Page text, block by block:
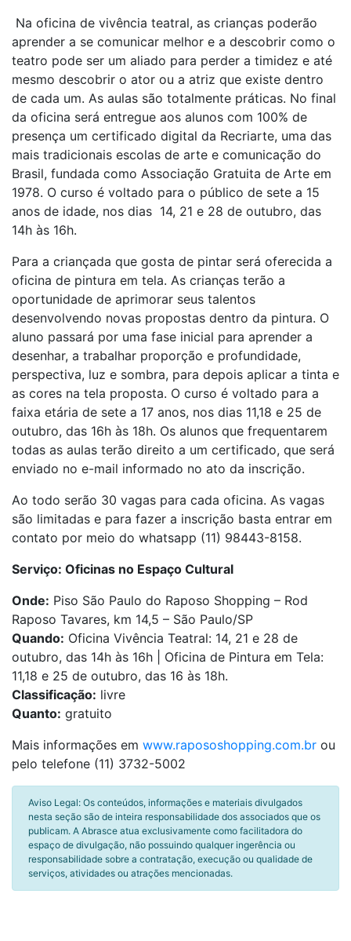
Na oficina de vivência teatral, as crianças poderão
aprender a se comunicar melhor e a descobrir como o
teatro pode ser um aliado para perder a timidez e até
mesmo descobrir o ator ou a atriz que existe dentro
de cada um. As aulas são totalmente práticas. No final
da oficina será entregue aos alunos com 100% de
presença um certificado digital da Recriarte, uma das
mais tradicionais escolas de arte e comunicação do
Brasil, fundada como Associação Gratuita de Arte em
1978. O curso é voltado para o público de sete a 15
anos de idade, nos dias 14, 21 e 28 de outubro, das
14h às 16h.
Para a criançada que gosta de pintar será oferecida a
oficina de pintura em tela. As crianças terão a
oportunidade de aprimorar seus talentos
desenvolvendo novas propostas dentro da pintura. O
aluno passará por uma fase inicial para aprender a
desenhar, a trabalhar proporção e profundidade,
perspectiva, luz e sombra, para depois aplicar a tinta e
as cores na tela proposta. O curso é voltado para a
faixa etária de sete a 17 anos, nos dias 11,18 e 25 de
outubro, das 16h às 18h. Os alunos que frequentarem
todas as aulas terão direito a um certificado, que será
enviado no e-mail informado no ato da inscrição.
Ao todo serão 30 vagas para cada oficina. As vagas
são limitadas e para fazer a inscrição basta entrar em
contato por meio do whatsapp (11) 98443-8158.
Serviço: Oficinas no Espaço Cultural
Onde: Piso São Paulo do Raposo Shopping – Rod
Raposo Tavares, km 14,5 – São Paulo/SP
Quando: Oficina Vivência Teatral: 14, 21 e 28 de
outubro, das 14h às 16h | Oficina de Pintura em Tela:
11,18 e 25 de outubro, das 16 às 18h.
Classificação: livre
Quanto: gratuito
Mais informações em www.rapososhopping.com.br ou
pelo telefone (11) 3732-5002
Aviso Legal: Os conteúdos, informações e materiais divulgados
nesta seção são de inteira responsabilidade dos associados que os
publicam. A Abrasce atua exclusivamente como facilitadora do
espaço de divulgação, não possuindo qualquer ingerência ou
responsabilidade sobre a contratação, execução ou qualidade de
serviços, atividades ou atrações mencionadas.